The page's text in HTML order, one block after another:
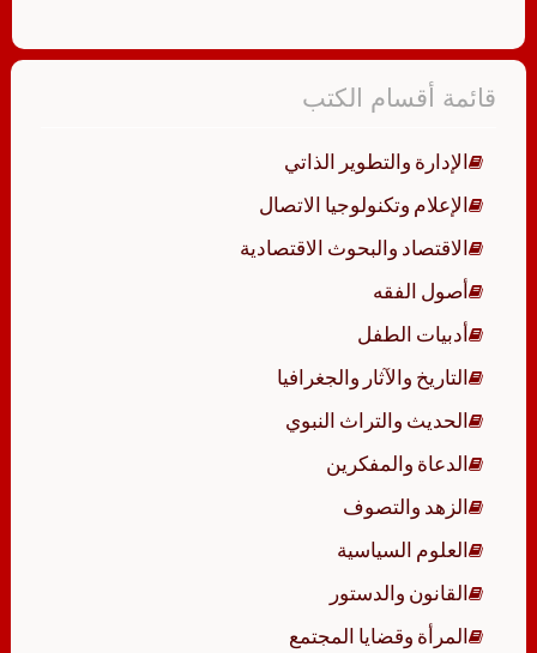
قائمة أقسام الكتب
الإدارة والتطوير الذاتي
الإعلام وتكنولوجيا الاتصال
الاقتصاد والبحوث الاقتصادية
أصول الفقه
أدبيات الطفل
التاريخ والآثار والجغرافيا
الحديث والتراث النبوي
الدعاة والمفكرين
الزهد والتصوف
العلوم السياسية
القانون والدستور
المرأة وقضايا المجتمع